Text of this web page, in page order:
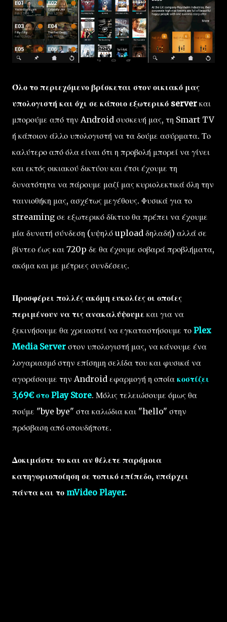
Όλο το περιεχόμενο βρίσκεται στον οικιακό μας
υπολογιστή και όχι σε κάποιο εξωτερικό server και
μπορούμε από την Android συσκευή μας, τη Smart TV
ή κάποιον άλλο υπολογιστή να τα δούμε ασύρματα. Το
καλύτερο από όλα είναι ότι η προβολή μπορεί να γίνει
και εκτός οικιακού δικτύου και έτσι έχουμε τη
δυνατότητα να πάρουμε μαζί μας κυριολεκτικά όλη την
ταινιοθήκη μας, ασχέτως μεγέθους. Φυσικά για το
streaming σε εξωτερικό δίκτυο θα πρέπει να έχουμε
μία δυνατή σύνδεση (υψηλό upload δηλαδή) αλλά σε
βίντεο έως και 720p δε θα έχουμε σοβαρά προβλήματα,
ακόμα και με μέτριες συνδέσεις.
Προσφέρει πολλές ακόμη ευκολίες οι οποίες
περιμένουν να τις ανακαλύψουμε και για να
ξεκινήσουμε θα χρειαστεί να εγκαταστήσουμε το Plex
Media Server στον υπολογιστή μας, να κάνουμε ένα
λογαριασμό στην επίσημη σελίδα του και φυσικά να
αγοράσουμε την Android εφαρμογή η οποία κοστίζει
3,69€ στο Play Store. Μόλις τελειώσουμε όμως θα
πούμε "bye bye" στα καλώδια και "hello" στην
πρόσβαση από οπουδήποτε.
Δοκιμάστε το και αν θέλετε παρόμοια
κατηγοριοποίηση σε τοπικό επίπεδο, υπάρχει
πάντα και το mVideo Player.